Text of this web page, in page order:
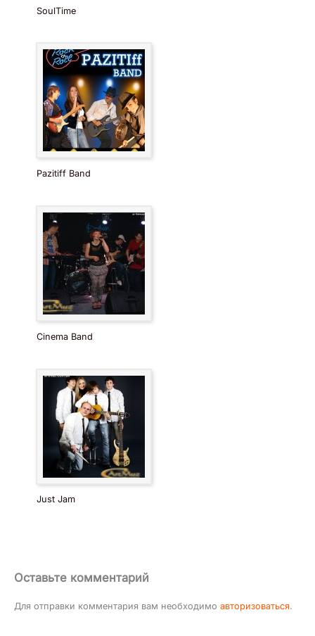
SoulTime
Pazitiff Band
Cinema Band
Just Jam
Оставьте комментарий
Для отправки комментария вам необходимо авторизоваться.